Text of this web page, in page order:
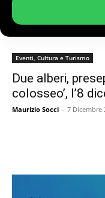
Eventi, Cultura e Turismo
Due alberi,
colosseo’, l’8
Maurizio Socci - 7 Dicembre